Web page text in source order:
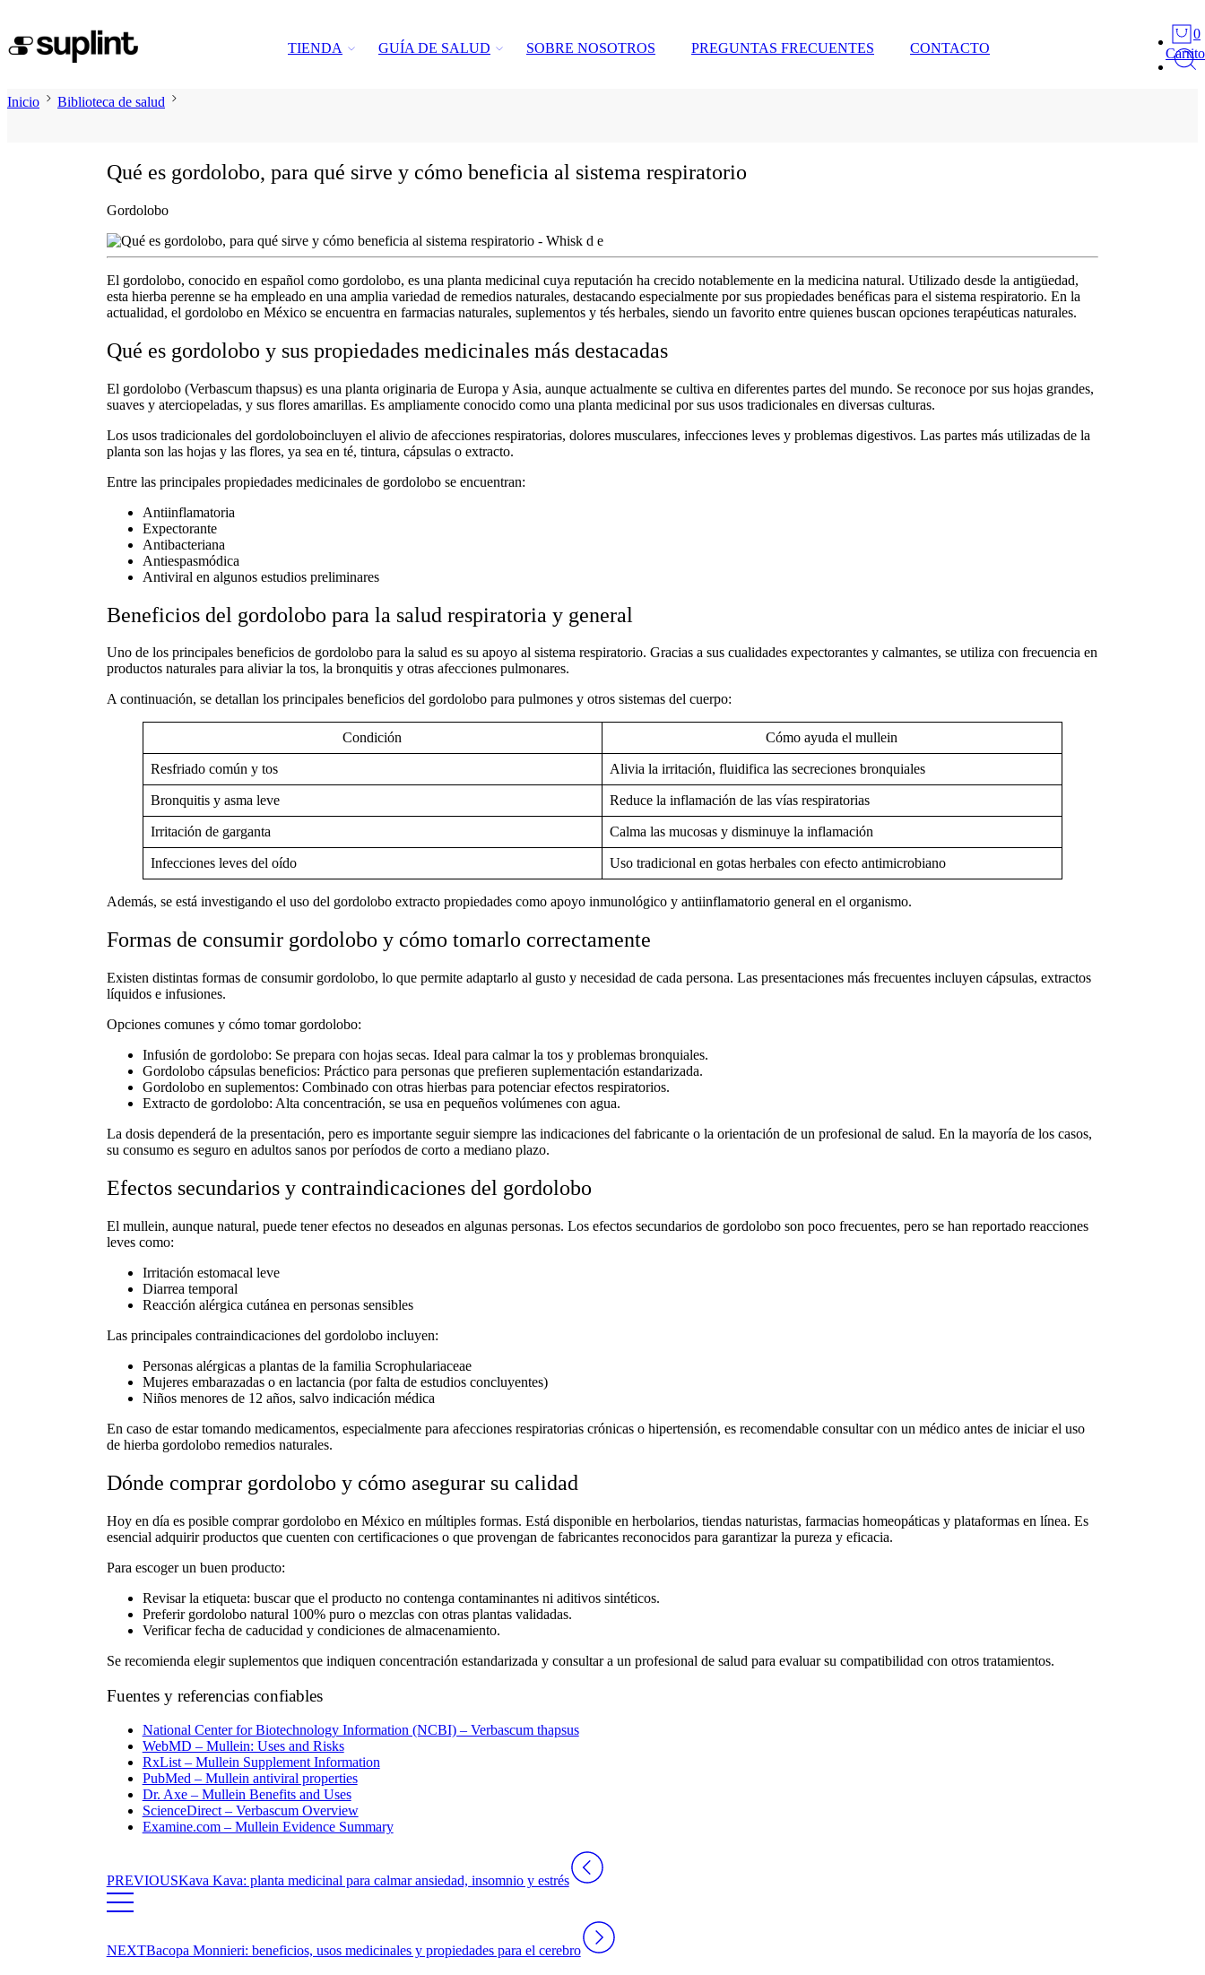
0
Carrito
TIENDA GUÍA DE SALUD SOBRE NOSOTROS PREGUNTAS FRECUENTES CONTACTO
Inicio Biblioteca de salud
Qué es gordolobo, para qué sirve y cómo beneficia al sistema respiratorio
Gordolobo
El gordolobo, conocido en español como gordolobo, es una planta medicinal cuya reputación ha crecido notablemente en la medicina natural. Utilizado desde la antigüedad,
esta hierba perenne se ha empleado en una amplia variedad de remedios naturales, destacando especialmente por sus propiedades benéficas para el sistema respiratorio. En la
actualidad, el gordolobo en Méxicose encuentra en farmacias naturales, suplementos y tés herbales, siendo un favorito entre quienes buscan opciones terapéuticas naturales.
Qué es gordolobo y sus propiedades medicinales más destacadas
El gordolobo (Verbascum thapsus) es una planta originaria de Europa y Asia, aunque actualmente se cultiva en diferentes partes del mundo. Se reconoce por sus hojas grandes,
suaves y aterciopeladas, y sus flores amarillas. Es ampliamente conocido como una planta medicinal por sus usos tradicionales en diversas culturas.
Los usos tradicionales del gordoloboincluyen el alivio de afecciones respiratorias, dolores musculares, infecciones leves y problemas digestivos. Las partes más utilizadas de la
planta son las hojas y las flores, ya sea en té, tintura, cápsulas o extracto.
Entre las principales propiedades medicinales de gordolobo se encuentran:
Antiinflamatoria
Expectorante
Antibacteriana
Antiespasmódica
Antiviral en algunos estudios preliminares
Beneficios del gordolobo para la salud respiratoria y general
Uno de los principales beneficios de gordolobo para la saludes su apoyo al sistema respiratorio. Gracias a sus cualidades expectorantes y calmantes, se utiliza con frecuencia en
productos naturales para aliviar la tos, la bronquitis y otras afecciones pulmonares.
A continuación, se detallan los principales beneficios del gordolobo para pulmonesy otros sistemas del cuerpo:
Condición Cómo ayuda el mullein
Resfriado común y tos Alivia la irritación, fluidifica las secreciones bronquiales
Bronquitis y asma leve Reduce la inflamación de las vías respiratorias
Irritación de garganta Calma las mucosas y disminuye la inflamación
Infecciones leves del oído Uso tradicional en gotas herbales con efecto antimicrobiano
Además, se está investigando el uso del gordolobo extracto propiedadescomo apoyo inmunológico y antiinflamatorio general en el organismo.
Formas de consumir gordolobo y cómo tomarlo correctamente
Existen distintas formas de consumir gordolobo, lo que permite adaptarlo al gusto y necesidad de cada persona. Las presentaciones más frecuentes incluyen cápsulas, extractos
líquidos e infusiones.
Opciones comunes y cómo tomar gordolobo:
Infusión de gordolobo: Se prepara con hojas secas. Ideal para calmar la tos y problemas bronquiales.
Gordolobo cápsulas beneficios: Práctico para personas que prefieren suplementación estandarizada.
Gordolobo en suplementos: Combinado con otras hierbas para potenciar efectos respiratorios.
Extracto de gordolobo: Alta concentración, se usa en pequeños volúmenes con agua.
La dosis dependerá de la presentación, pero es importante seguir siempre las indicaciones del fabricante o la orientación de un profesional de salud. En la mayoría de los casos,
su consumo es seguro en adultos sanos por períodos de corto a mediano plazo.
Efectos secundarios y contraindicaciones del gordolobo
El mullein, aunque natural, puede tener efectos no deseados en algunas personas. Los efectos secundarios de gordolobo son poco frecuentes, pero se han reportado reacciones
leves como:
Irritación estomacal leve
Diarrea temporal
Reacción alérgica cutánea en personas sensibles
Las principales contraindicaciones del gordolobo incluyen:
Personas alérgicas a plantas de la familia Scrophulariaceae
Mujeres embarazadas o en lactancia (por falta de estudios concluyentes)
Niños menores de 12 años, salvo indicación médica
En caso de estar tomando medicamentos, especialmente para afecciones respiratorias crónicas o hipertensión, es recomendable consultar con un médico antes de iniciar el uso
de hierba gordolobo remedios naturales.
Dónde comprar gordolobo y cómo asegurar su calidad
Hoy en día es posible comprar gordolobo en Méxicoen múltiples formas. Está disponible en herbolarios, tiendas naturistas, farmacias homeopáticas y plataformas en línea. Es
esencial adquirir productos que cuenten con certificaciones o que provengan de fabricantes reconocidos para garantizar la pureza y eficacia.
Para escoger un buen producto:
Revisar la etiqueta: buscar que el producto no contenga contaminantes ni aditivos sintéticos.
Preferir gordolobo natural 100% puro o mezclas con otras plantas validadas.
Verificar fecha de caducidad y condiciones de almacenamiento.
Se recomienda elegir suplementos que indiquen concentración estandarizada y consultar a un profesional de salud para evaluar su compatibilidad con otros tratamientos.
Fuentes y referencias confiables
National Center for Biotechnology Information (NCBI) – Verbascum thapsus
WebMD – Mullein: Uses and Risks
RxList – Mullein Supplement Information
PubMed – Mullein antiviral properties
Dr. Axe – Mullein Benefits and Uses
ScienceDirect – Verbascum Overview
Examine.com – Mullein Evidence Summary
PREVIOUSKava Kava: planta medicinal para calmar ansiedad, insomnio y estrés
NEXTBacopa Monnieri: beneficios, usos medicinales y propiedades para el cerebro